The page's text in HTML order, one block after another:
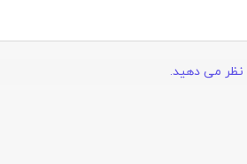
نظر می دهید.